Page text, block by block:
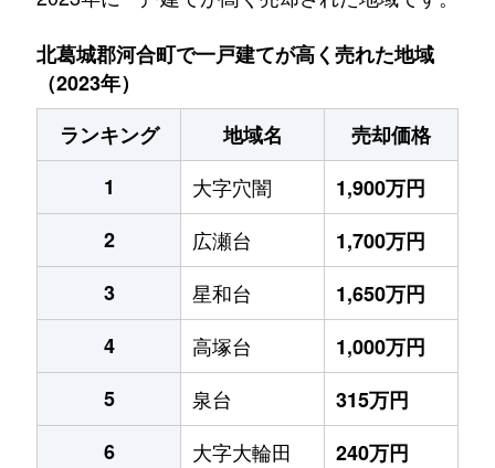
北葛城郡河合町で一戸建てが高く売れた地域
（2023年）
ランキング
地域名
売却価格
1
大字穴闇
1,900万円
2
広瀬台
1,700万円
3
星和台
1,650万円
4
高塚台
1,000万円
5
泉台
315万円
6
大字大輪田 240万円